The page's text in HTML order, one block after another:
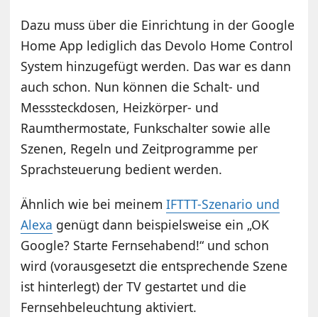
Dazu muss über die Einrichtung in der Google
Home App lediglich das Devolo Home Control
System hinzugefügt werden. Das war es dann
auch schon. Nun können die Schalt- und
Messsteckdosen, Heizkörper- und
Raumthermostate, Funkschalter sowie alle
Szenen, Regeln und Zeitprogramme per
Sprachsteuerung bedient werden.
Ähnlich wie bei meinemIFTTT-Szenario und
Alexa genügt dann beispielsweise ein „OK
Google? Starte Fernsehabend!“ und schon
wird (vorausgesetzt die entsprechende Szene
ist hinterlegt) der TV gestartet und die
Fernsehbeleuchtung aktiviert.